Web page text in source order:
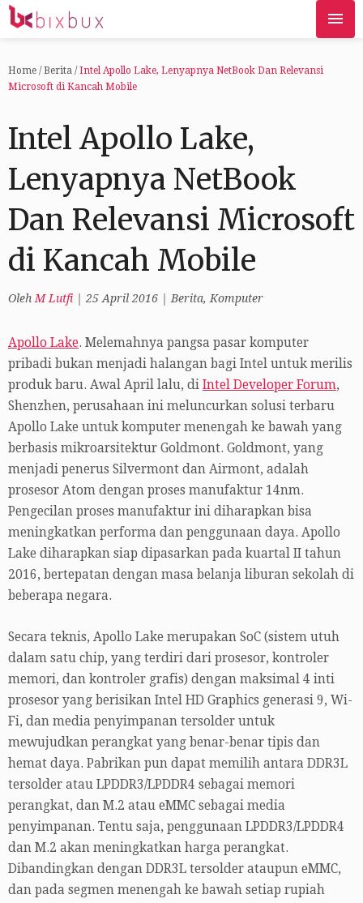
Home / Berita / Intel Apollo Lake, Lenyapnya NetBook Dan Relevansi
Microsoft di Kancah Mobile
Intel Apollo Lake,
Lenyapnya NetBook
Dan Relevansi Microsoft
di Kancah Mobile
Oleh M Lutfi 25 April 2016 Berita, Komputer
Apollo Lake. Melemahnya pangsa pasar komputer
pribadi bukan menjadi halangan bagi Intel untuk merilis
produk baru. Awal April lalu, di Intel Developer Forum,
Shenzhen, perusahaan ini meluncurkan solusi terbaru
Apollo Lake untuk komputer menengah ke bawah yang
berbasis mikroarsitektur Goldmont. Goldmont, yang
menjadi penerus Silvermont dan Airmont, adalah
prosesor Atom dengan proses manufaktur 14nm.
Pengecilan proses manufaktur ini diharapkan bisa
meningkatkan performa dan penggunaan daya. Apollo
Lake diharapkan siap dipasarkan pada kuartal II tahun
2016, bertepatan dengan masa belanja liburan sekolah di
beberapa negara.
Secara teknis, Apollo Lake merupakan SoC (sistem utuh
dalam satu chip, yang terdiri dari prosesor, kontroler
memori, dan kontroler grafis) dengan maksimal 4 inti
prosesor yang berisikan Intel HD Graphics generasi 9, Wi-
Fi, dan media penyimpanan tersolder untuk
mewujudkan perangkat yang benar-benar tipis dan
hemat daya. Pabrikan pun dapat memilih antara DDR3L
tersolder atau LPDDR3/LPDDR4 sebagai memori
perangkat, dan M.2 atau eMMC sebagai media
penyimpanan. Tentu saja, penggunaan LPDDR3/LPDDR4
dan M.2 akan meningkatkan harga perangkat.
Dibandingkan dengan DDR3L tersolder ataupun eMMC,
dan pada segmen menengah ke bawah setiap rupiah